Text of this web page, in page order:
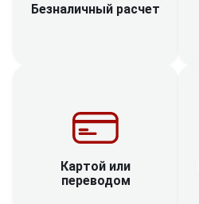
Безналичный расчет
Картой или
переводом